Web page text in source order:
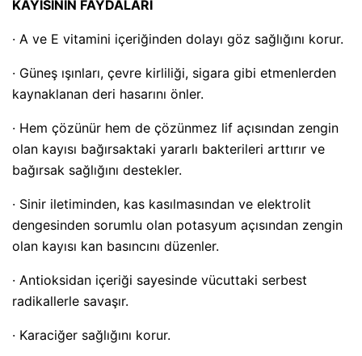
KAYISININ FAYDALARI
· A ve E vitamini içeriğinden dolayı göz sağlığını korur.
· Güneş ışınları, çevre kirliliği, sigara gibi etmenlerden
kaynaklanan deri hasarını önler.
· Hem çözünür hem de çözünmez lif açısından zengin
olan kayısı bağırsaktaki yararlı bakterileri arttırır ve
bağırsak sağlığını destekler.
· Sinir iletiminden, kas kasılmasından ve elektrolit
dengesinden sorumlu olan potasyum açısından zengin
olan kayısı kan basıncını düzenler.
· Antioksidan içeriği sayesinde vücuttaki serbest
radikallerle savaşır.
· Karaciğer sağlığını korur.